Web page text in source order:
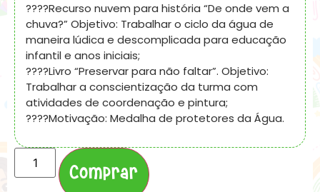
????Recurso nuvem para história “De onde vem a
chuva?” Objetivo: Trabalhar o ciclo da água de
maneira lúdica e descomplicada para educação
infantil e anos iniciais;
????Livro “Preservar para não faltar”. Objetivo:
Trabalhar a conscientização da turma com
atividades de coordenação e pintura;
????Motivação: Medalha de protetores da Água.
Comprar